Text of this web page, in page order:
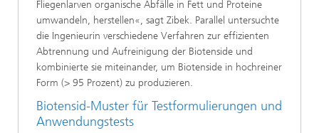
Fliegenlarven organische Abfälle in Fett und Proteine
umwandeln, herstellen«, sagt Zibek. Parallel untersuchte
die Ingenieurin verschiedene Verfahren zur effizienten
Abtrennung und Aufreinigung der Biotenside und
kombinierte sie miteinander, um Biotenside in hochreiner
Form (> 95 Prozent) zu produzieren.
Biotensid-Muster für Testformulierungen und
Anwendungstests